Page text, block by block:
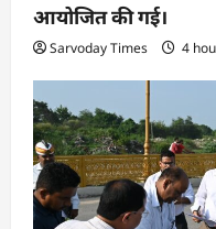
आयोजित की गई।
Sarvoday Times 4